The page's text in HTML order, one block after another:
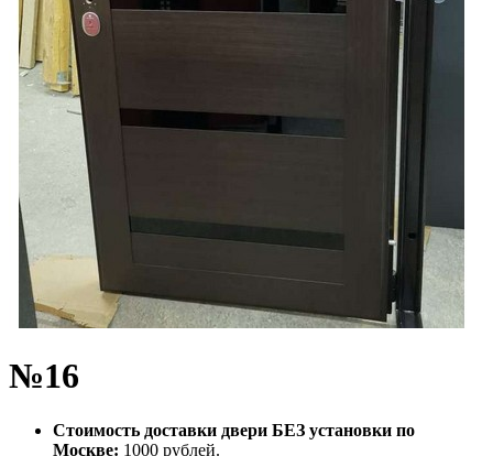
№16
Стоимость доставки двери БЕЗ установки по
Москве: 1000 рублей.